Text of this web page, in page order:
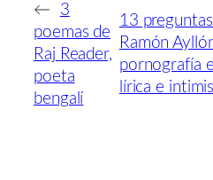
←
3
poemas de
Raj Reader,
poeta
bengalí
13
Ramón
pornografía
lírica e